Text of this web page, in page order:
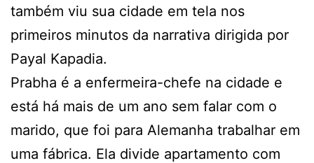
também viu sua cidade em tela nos
primeiros minutos da narrativa dirigida por
Payal Kapadia.
Prabha é a enfermeira-chefe na cidade e
está há mais de um ano sem falar com o
marido, que foi para Alemanha trabalhar em
uma fábrica. Ela divide apartamento com